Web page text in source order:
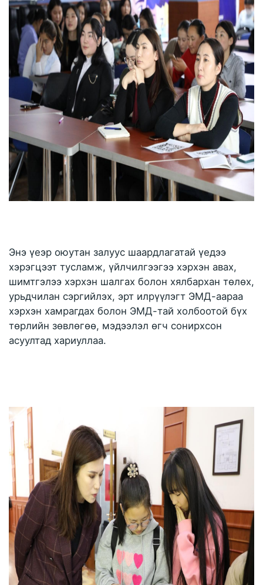
Энэ үеэр оюутан залуус шаардлагатай үедээ
хэрэгцээт тусламж, үйлчилгээгээ хэрхэн авах,
шимтгэлээ хэрхэн шалгах болон хялбархан төлөх,
урьдчилан сэргийлэх, эрт илрүүлэгт ЭМД-аараа
хэрхэн хамрагдах болон ЭМД-тай холбоотой бүх
төрлийн зөвлөгөө, мэдээлэл өгч сонирхсон
асуултад хариуллаа.